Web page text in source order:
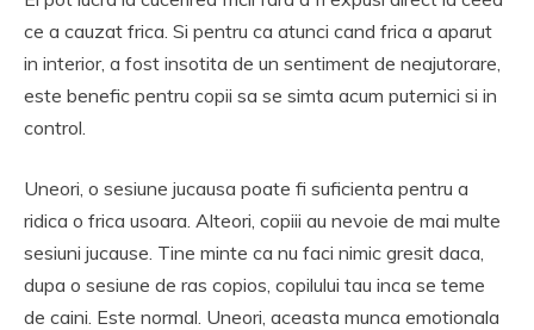
ce a cauzat frica. Si pentru ca atunci cand frica a aparut
in interior, a fost insotita de un sentiment de neajutorare,
este benefic pentru copii sa se simta acum puternici si in
control.
Uneori, o sesiune jucausa poate fi suficienta pentru a
ridica o frica usoara. Alteori, copiii au nevoie de mai multe
sesiuni jucause. Tine minte ca nu faci nimic gresit daca,
dupa o sesiune de ras copios, copilului tau inca se teme
de caini. Este normal. Uneori, aceasta munca emotionala